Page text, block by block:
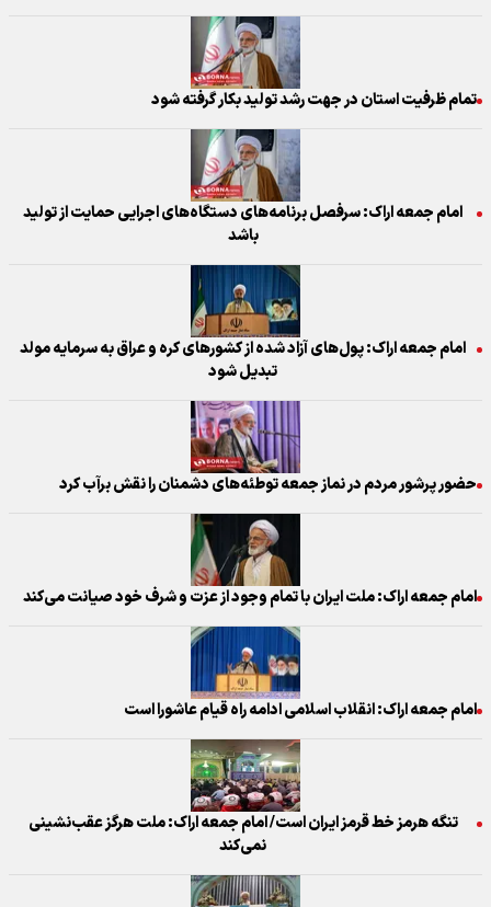
تمام ظرفیت استان در جهت رشد تولید بکار گرفته شود
امام جمعه اراک: سرفصل برنامه‌های دستگاه‌های اجرایی حمایت از تولید
باشد
امام جمعه اراک: پول‌های آزاد شده از کشورهای کره و عراق به سرمایه مولد
تبدیل شود
حضور پرشور مردم در نماز جمعه توطئه‌های دشمنان را نقش برآب کرد
امام جمعه اراک: ملت ایران با تمام وجود از عزت و شرف خود صیانت می‌کند
امام جمعه اراک: انقلاب اسلامی ادامه راه قیام عاشورا است
تنگه هرمز خط قرمز ایران است/ امام جمعه اراک: ملت هرگز عقب‌نشینی
نمی‌کند